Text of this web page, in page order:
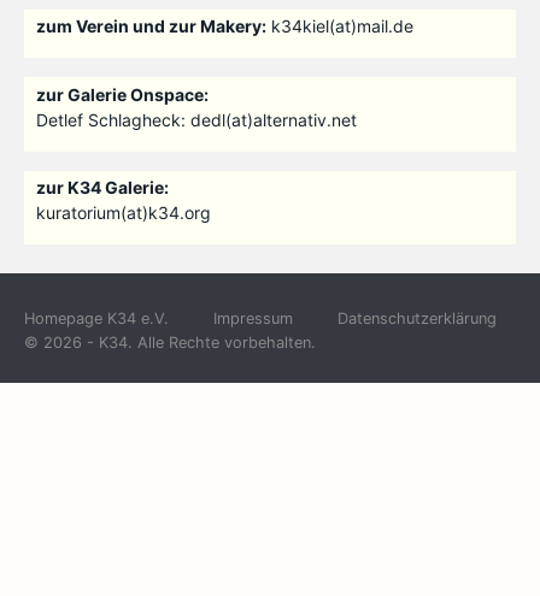
zum Verein und zur Makery:k34kiel(at)mail.de
zur Galerie Onspace:
Detlef Schlagheck: dedl(at)alternativ.net
zur K34 Galerie:
kuratorium(at)k34.org
Homepage K34 e.V. Impressum
Datenschutzerklärung
© 2026 - K34. Alle Rechte vorbehalten.